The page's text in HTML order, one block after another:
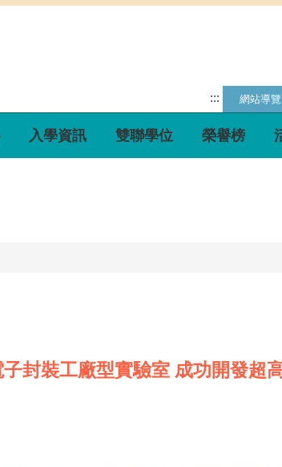
::: 網站導覽
入學資訊 雙聯學位 榮譽榜
封裝工廠型實驗室 成功開發超